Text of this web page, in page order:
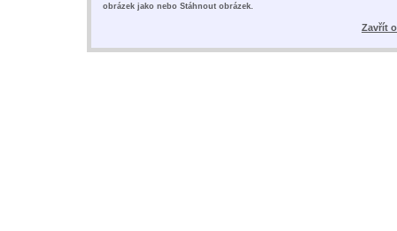
obrázek jako nebo Stáhnout obrázek.
Zavřít